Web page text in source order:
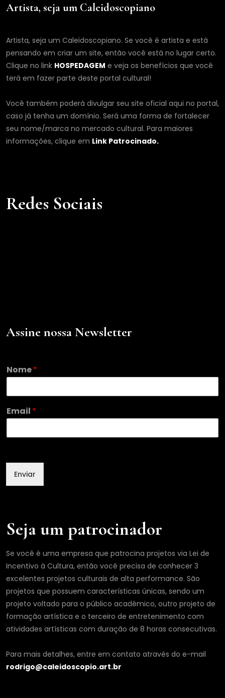
Artista, seja um Caleidoscopiano
Artista, seja um Caleidoscopiano. Se você é artista e está
pensando em criar um site, então você está no lugar certo.
Clique no link HOSPEDAGEM e veja os benefícios que você
terá em fazer parte deste portal cultural!
Você também poderá divulgar seu site oficial aqui no portal,
caso já tenha um domínio. Será uma forma de fortalecer
seu nome/marca no mercado cultural. Para maiores
informações, clique em Link Patrocinado.
Redes Sociais
Assine nossa Newsletter
Nome*
*
*
m
l
Email *
Enviar
Seja um patrocinador
Se você é uma empresa que patrocina projetos via Lei de
Incentivo à Cultura, então você precisa de conhecer 3
excelentes projetos culturais de alta performance. São
projetos que possuem características únicas, sendo um
projeto voltado para o público acadêmico, outro projeto de
formação artística e o terceiro de entretenimento com
atividades artísticas com duração de 8 horas consecutivas.
Para mais detalhes, entre em contato através do e-mail
rodrigo@caleidoscopio.art.br